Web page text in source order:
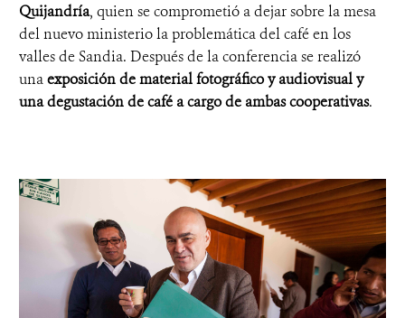
Quijandría, quien se comprometió a dejar sobre la mesa
del nuevo ministerio la problemática del café en los
valles de Sandia. Después de la conferencia se realizó
unaexposición de material fotográfico y audiovisual y
una degustación de café a cargo de ambas cooperativas.